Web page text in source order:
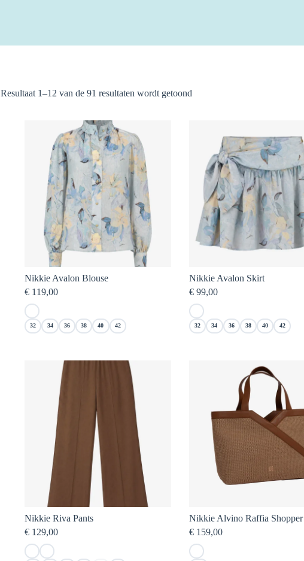
Resultaat 1–12 van de 91 resultaten wordt getoond
Nikkie Avalon Blouse
€ 119,00
32 34 36 38 40 42
Nikkie Avalon Skirt
€ 99,00
32 34 36 38 40 42
Nikkie Riva Pants
€ 129,00
Nikkie Alvino Raffia Shopper
€ 159,00